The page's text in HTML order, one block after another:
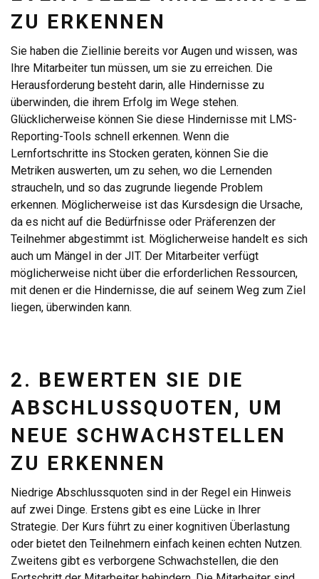
ZU ERKENNEN
Sie haben die Ziellinie bereits vor Augen und wissen, was
Ihre Mitarbeiter tun müssen, um sie zu erreichen. Die
Herausforderung besteht darin, alle Hindernisse zu
überwinden, die ihrem Erfolg im Wege stehen.
Glücklicherweise können Sie diese Hindernisse mit LMS-
Reporting-Tools schnell erkennen. Wenn die
Lernfortschritte ins Stocken geraten, können Sie die
Metriken auswerten, um zu sehen, wo die Lernenden
straucheln, und so das zugrunde liegende Problem
erkennen. Möglicherweise ist das Kursdesign die Ursache,
da es nicht auf die Bedürfnisse oder Präferenzen der
Teilnehmer abgestimmt ist. Möglicherweise handelt es sich
auch um Mängel in der JIT. Der Mitarbeiter verfügt
möglicherweise nicht über die erforderlichen Ressourcen,
mit denen er die Hindernisse, die auf seinem Weg zum Ziel
liegen, überwinden kann.
2. BEWERTEN SIE DIE
ABSCHLUSSQUOTEN, UM
NEUE SCHWACHSTELLEN
ZU ERKENNEN
Niedrige Abschlussquoten sind in der Regel ein Hinweis
auf zwei Dinge. Erstens gibt es eine Lücke in Ihrer
Strategie. Der Kurs führt zu einer kognitiven Überlastung
oder bietet den Teilnehmern einfach keinen echten Nutzen.
Zweitens gibt es verborgene Schwachstellen, die den